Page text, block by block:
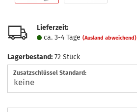
Lieferzeit:
ca. 3-4 Tage (Ausland abweichend)
Lagerbestand: 72 Stück
Zusatzschlüssel Standard: